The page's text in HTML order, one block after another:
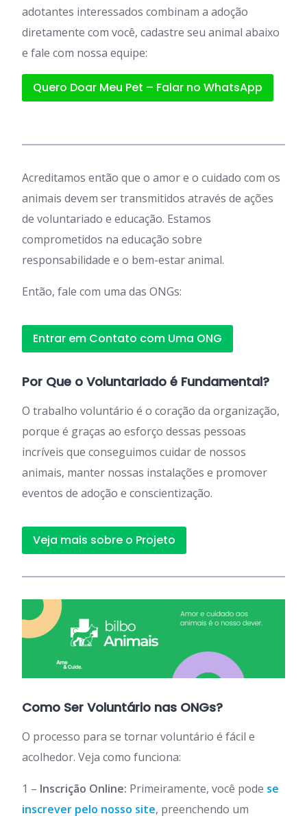
adotantes interessados combinam a adoção
diretamente com você, cadastre seu animal abaixo
e fale com nossa equipe:
Quero Doar Meu Pet – Falar no WhatsApp
Acreditamos então que o amor e o cuidado com os
animais devem ser transmitidos através de ações
de voluntariado e educação. Estamos
comprometidos na educação sobre
responsabilidade e o bem-estar animal.
Então, fale com uma das ONGs:
Entrar em Contato com Uma ONG
Por Que o Voluntariado é Fundamental?
O trabalho voluntário é o coração da organização,
porque é graças ao esforço dessas pessoas
incríveis que conseguimos cuidar de nossos
animais, manter nossas instalações e promover
eventos de adoção e conscientização.
Veja mais sobre o Projeto
Como Ser Voluntário nas ONGs?
O processo para se tornar voluntário é fácil e
acolhedor. Veja como funciona:
1 – Inscrição Online: Primeiramente, você pode se
inscrever pelo nosso site, preenchendo um